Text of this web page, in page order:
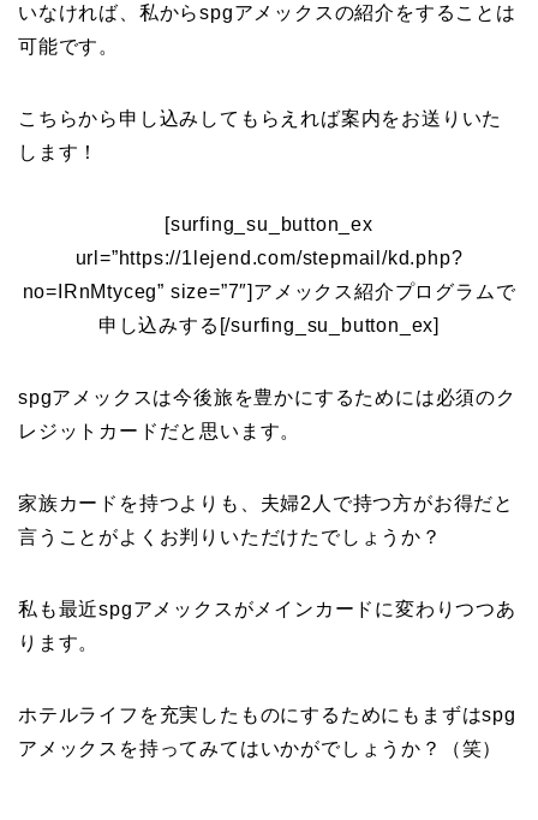
いなければ、私からspgアメックスの紹介をすることは
可能です。
こちらから申し込みしてもらえれば案内をお送りいた
します！
[surfing_su_button_ex
url=”https://1lejend.com/stepmail/kd.php?
no=IRnMtyceg” size=”7″]アメックス紹介プログラムで
申し込みする[/surfing_su_button_ex]
spgアメックスは今後旅を豊かにするためには必須のク
レジットカードだと思います。
家族カードを持つよりも、夫婦2人で持つ方がお得だと
言うことがよくお判りいただけたでしょうか？
私も最近spgアメックスがメインカードに変わりつつあ
ります。
ホテルライフを充実したものにするためにもまずはspg
アメックスを持ってみてはいかがでしょうか？（笑）